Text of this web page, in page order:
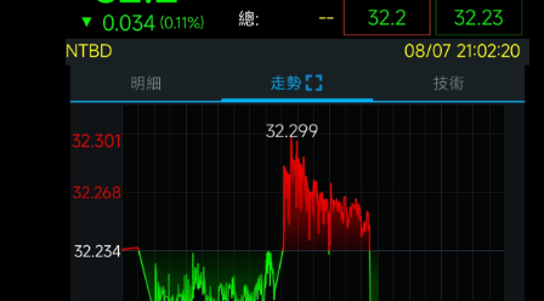
期 4.2% 公佈 4.1% 越爛越噴，升息機會降低，
台指期夜盤先向上一根？ ----- Sent from JPTT
on my iPhone --